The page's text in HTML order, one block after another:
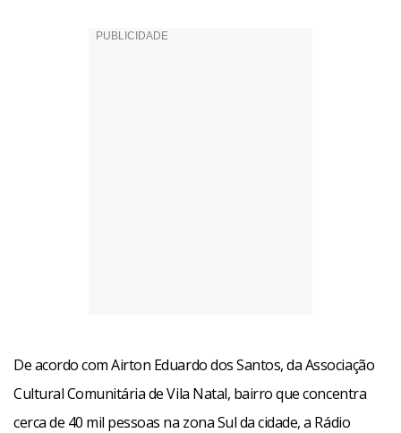
De acordo com Airton Eduardo dos Santos, da Associação
Cultural Comunitária de Vila Natal, bairro que concentra
cerca de 40 mil pessoas na zona Sul da cidade, a Rádio